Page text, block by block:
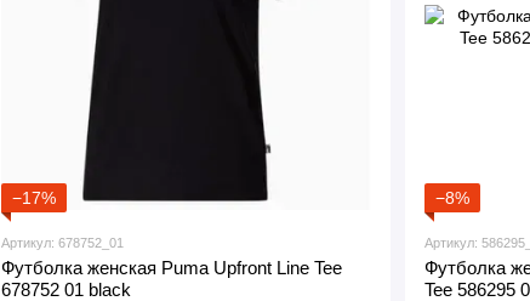
−17%
Артикул: 678752_01
Футболка женская Puma Upfront Line Tee
678752 01 black
−8%
Артикул:
Футболка
Tee 586295